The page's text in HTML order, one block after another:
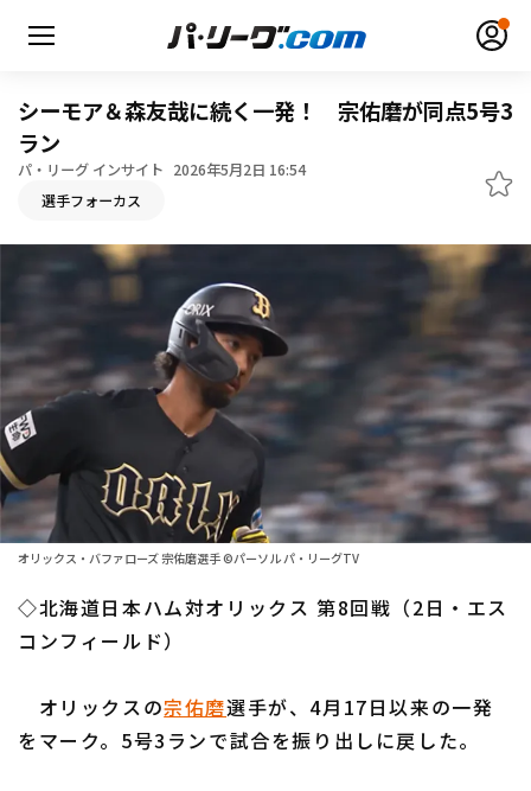
HOME
日程・結果
1軍公式戦
ファーム東地区
ファーム西地区
選手名鑑
選手名鑑トップ
北海道日本ハムファイターズ
東北楽天ゴールデンイーグルス
埼玉西武ライオンズ
ニュース
設定
シーモア＆森友哉に続く一発！ 宗佑磨が同点5号3
ラン
パ・リーグ インサイト 2026年5月2日 16:54
選手フォーカス
オリックス・バファローズ 宗佑磨選手 ©パーソル パ・リーグTV
◇北海道日本ハム対オリックス 第8回戦（2日・エス
コンフィールド）
オリックスの宗佑磨選手が、4月17日以来の一発
をマーク。5号3ランで試合を振り出しに戻した。